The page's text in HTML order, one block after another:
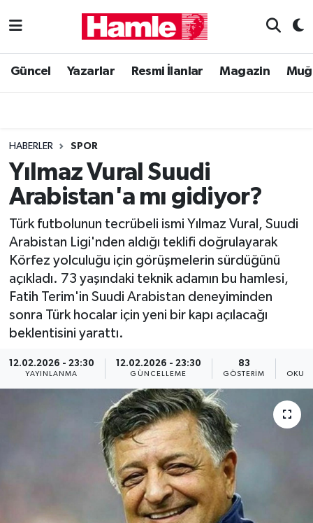
Güncel Yazarlar Resmi İlanlar Magazin
HABERLER SPOR
Yılmaz Vural Suudi
Arabistan'a mı gidiyor?
Türk futbolunun tecrübeli ismi Yılmaz Vural, Suudi
Arabistan Ligi'nden aldığı teklifi doğrulayarak
Körfez yolculuğu için görüşmelerin sürdüğünü
açıkladı. 73 yaşındaki teknik adamın bu hamlesi,
Fatih Terim'in Suudi Arabistan deneyiminden
sonra Türk hocalar için yeni bir kapı açılacağı
beklentisini yarattı.
12.02.2026 - 23:30
YAYINLANMA
12.02.2026 - 23:30
GÜNCELLEME
83
GÖSTERIM
Güncel
Magazin
Muğla Haber
Siyaset
Muğla Nöbetçi Eczaneler
Muğla Trafik Yoğunluk Haritası
Süper Lig Puan Durumu ve Fikstür
Tüm Manşetler
Son Dakika Haberleri
Haber Arşivi